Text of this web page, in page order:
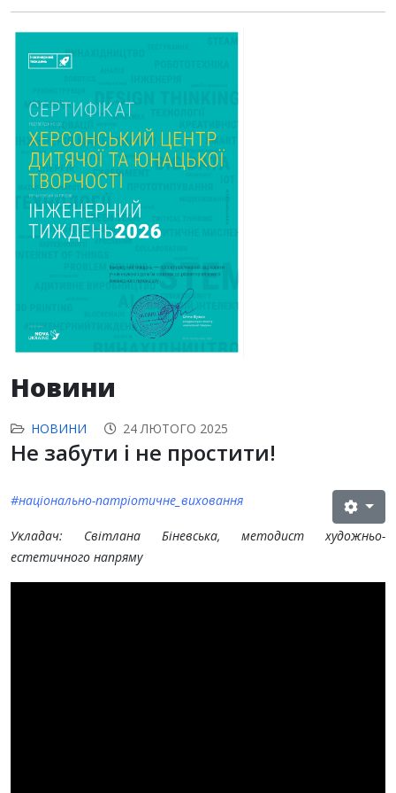
Новини
НОВИНИ 24 ЛЮТОГО 2025
Не забути і не простити!
#національно-патріотичне_виховання
Укладач: Світлана Біневська, методист художньо-
естетичного напряму